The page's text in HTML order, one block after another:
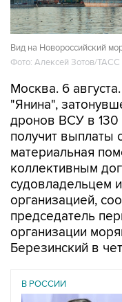
Вид на Новороссийский
Фото: Алексей Зотов/ТАСС
Москва. 6
"Янина",
дронов ВСУ в 130
получит выплаты
материальная
коллективным
судовладельцем
организацией,
председатель
организации
Березинский в
В РОССИИ